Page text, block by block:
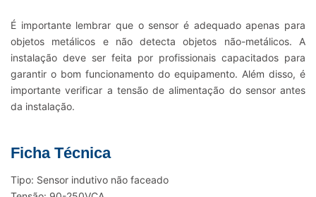
É importante lembrar que o sensor é adequado apenas para
objetos metálicos e não detecta objetos não-metálicos. A
instalação deve ser feita por profissionais capacitados para
garantir o bom funcionamento do equipamento. Além disso, é
importante verificar a tensão de alimentação do sensor antes
da instalação.
Ficha Técnica
Tipo: Sensor indutivo não faceado